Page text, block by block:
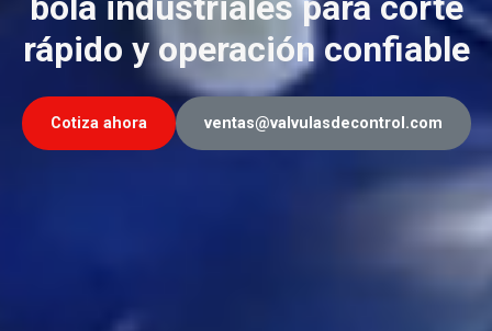
rápido y operación confiable
Cotiza ahora ventas@valvulasdecontrol.com